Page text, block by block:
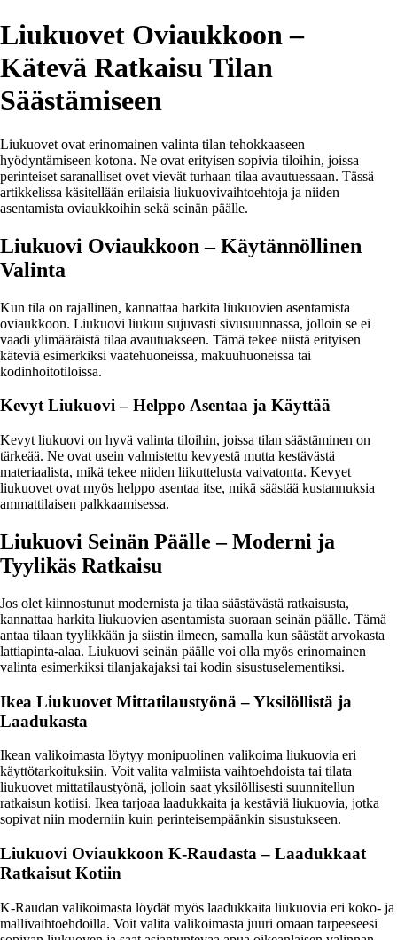
Liukuovet Oviaukkoon –
Kätevä Ratkaisu Tilan
Säästämiseen
Liukuovet ovat erinomainen valinta tilan tehokkaaseen
hyödyntämiseen kotona. Ne ovat erityisen sopivia tiloihin, joissa
perinteiset saranalliset ovet vievät turhaan tilaa avautuessaan. Tässä
artikkelissa käsitellään erilaisia liukuovivaihtoehtoja ja niiden
asentamista oviaukkoihin sekä seinän päälle.
Liukuovi Oviaukkoon – Käytännöllinen
Valinta
Kun tila on rajallinen, kannattaa harkita liukuovien asentamista
oviaukkoon. Liukuovi liukuu sujuvasti sivusuunnassa, jolloin se ei
vaadi ylimääräistä tilaa avautuakseen. Tämä tekee niistä erityisen
käteviä esimerkiksi vaatehuoneissa, makuuhuoneissa tai
kodinhoitotiloissa.
Kevyt Liukuovi – Helppo Asentaa ja Käyttää
Kevyt liukuovi on hyvä valinta tiloihin, joissa tilan säästäminen on
tärkeää. Ne ovat usein valmistettu kevyestä mutta kestävästä
materiaalista, mikä tekee niiden liikuttelusta vaivatonta. Kevyet
liukuovet ovat myös helppo asentaa itse, mikä säästää kustannuksia
ammattilaisen palkkaamisessa.
Liukuovi Seinän Päälle – Moderni ja
Tyylikäs Ratkaisu
Jos olet kiinnostunut modernista ja tilaa säästävästä ratkaisusta,
kannattaa harkita liukuovien asentamista suoraan seinän päälle. Tämä
antaa tilaan tyylikkään ja siistin ilmeen, samalla kun säästät arvokasta
lattiapinta-alaa. Liukuovi seinän päälle voi olla myös erinomainen
valinta esimerkiksi tilanjakajaksi tai kodin sisustuselementiksi.
Ikea Liukuovet Mittatilaustyönä – Yksilöllistä ja
Laadukasta
Ikean valikoimasta löytyy monipuolinen valikoima liukuovia eri
käyttötarkoituksiin. Voit valita valmiista vaihtoehdoista tai tilata
liukuovet mittatilaustyönä, jolloin saat yksilöllisesti suunnitellun
ratkaisun kotiisi. Ikea tarjoaa laadukkaita ja kestäviä liukuovia, jotka
sopivat niin moderniin kuin perinteisempäänkin sisustukseen.
Liukuovi Oviaukkoon K-Raudasta – Laadukkaat
Ratkaisut Kotiin
K-Raudan valikoimasta löydät myös laadukkaita liukuovia eri koko- ja
mallivaihtoehdoilla. Voit valita valikoimasta juuri omaan tarpeeseesi